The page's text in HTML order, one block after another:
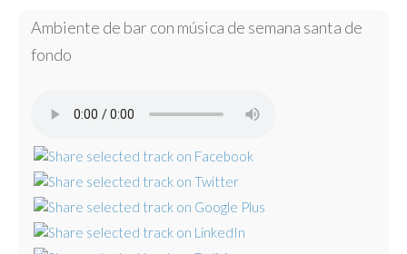
Ambiente de bar con música de semana santa de
fondo